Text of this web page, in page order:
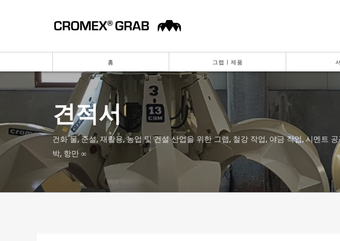
홈 그랩 | 제품
견적서
건화 물, 준설, 재활용, 농업 및 건설 산업을 위한 그랩, 철강 작업, 야금 작업, 시멘트 공
박, 항만 ∞